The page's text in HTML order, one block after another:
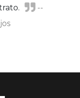
--
Moreno
Miguel A.